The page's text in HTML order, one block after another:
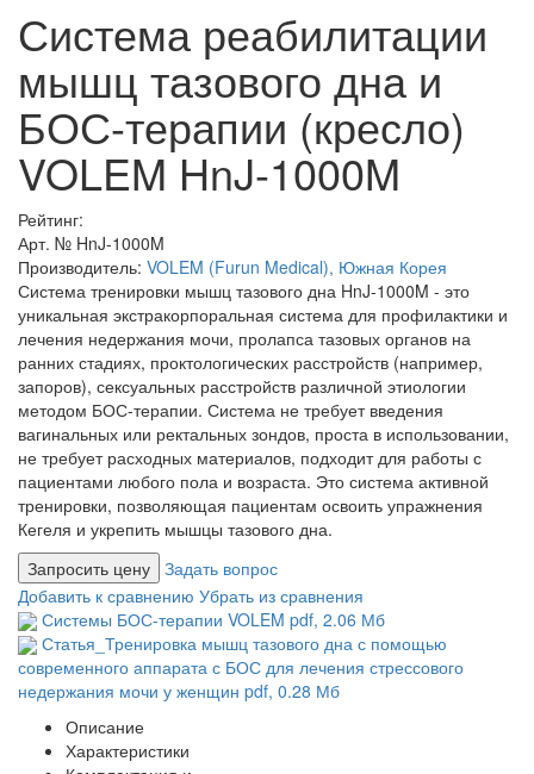
Система реабилитации
мышц тазового дна и
БОС-терапии (кресло)
VOLEM HnJ-1000M
Рейтинг:
Арт. № HnJ-1000M
Производитель: VOLEM (Furun Medical), Южная Корея
Система тренировки мышц тазового дна HnJ-1000M - это
уникальная экстракорпоральная система для профилактики и
лечения недержания мочи, пролапса тазовых органов на
ранних стадиях, проктологических расстройств (например,
запоров), сексуальных расстройств различной этиологии
методом БОС-терапии. Система не требует введения
вагинальных или ректальных зондов, проста в использовании,
не требует расходных материалов, подходит для работы с
пациентами любого пола и возраста. Это система активной
тренировки, позволяющая пациентам освоить упражнения
Кегеля и укрепить мышцы тазового дна.
Запросить цену Задать вопрос
Добавить к сравнению Убрать из сравнения
Системы БОС-терапии VOLEM pdf, 2.06 Мб
Статья_Тренировка мышц тазового дна с помощью
современного аппарата с БОС для лечения стрессового
недержания мочи у женщин pdf, 0.28 Мб
Описание
Характеристики